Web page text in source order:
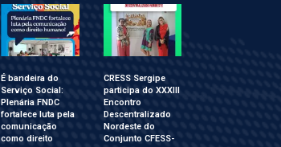
É bandeira do
Serviço Social:
Plenária FNDC
fortalece luta pela
comunicação
como direito
CRESS Sergipe
participa do XXXIII
Encontro
Descentralizado
Nordeste do
Conjunto CFESS-